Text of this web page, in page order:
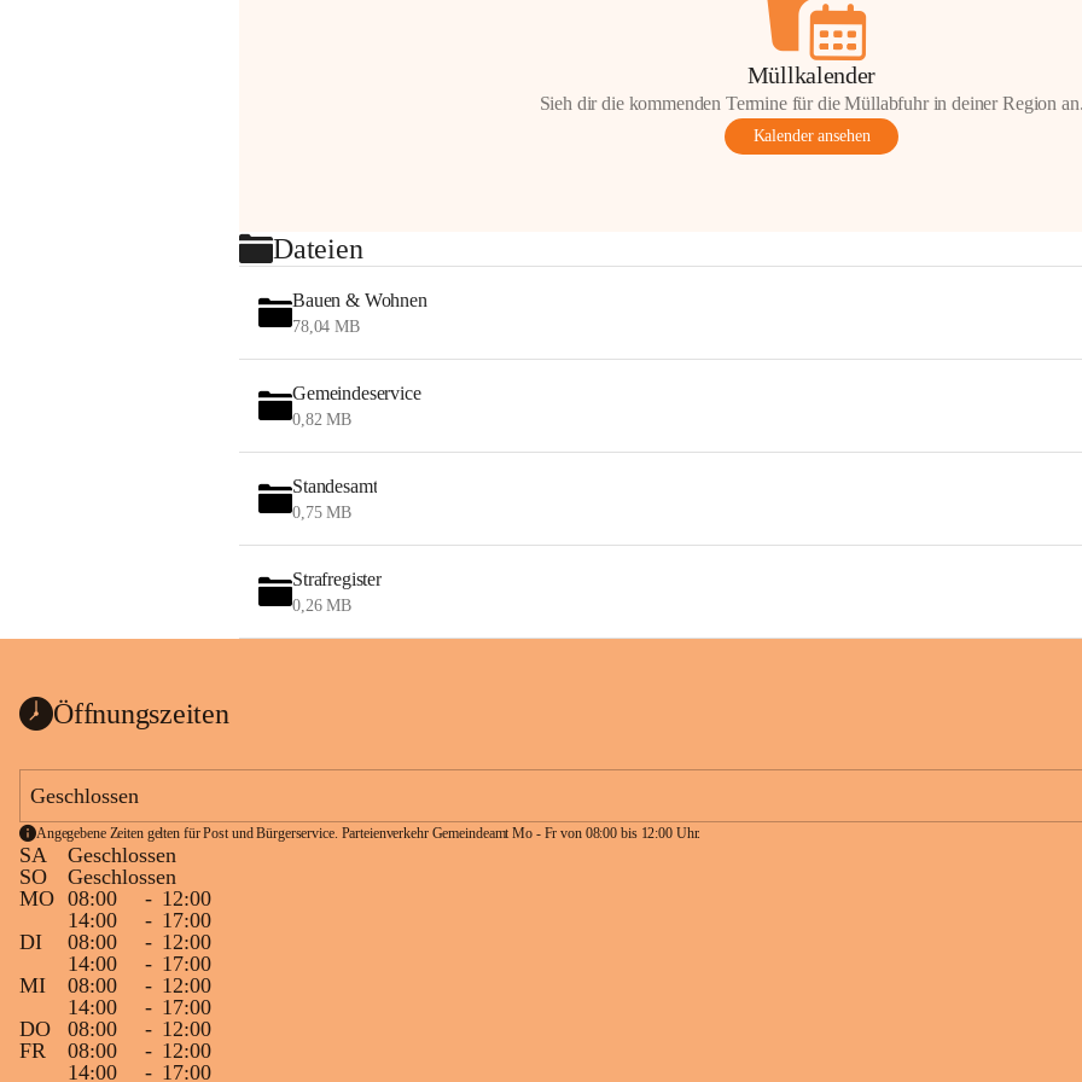
Müllkalender
Sieh dir die kommenden Termine für die Müllabfuhr in deiner Region
Kalender ansehen
Dateien
Bauen & Wohnen
78,04 MB
Gemeindeservice
0,82 MB
Standesamt
0,75 MB
Strafregister
0,26 MB
Öffnungszeiten
Geschlossen
Angegebene Zeiten gelten für Post und Bürgerservice. Parteienverkehr Gemeindeamt Mo - Fr von 08:00 bis 12:00 Uhr.
SA
Geschlossen
SO
Geschlossen
MO 08:00 - 12:00
14:00
- 17:00
DI
08:00 - 12:00
14:00
- 17:00
MI
08:00 - 12:00
14:00
- 17:00
DO
08:00 - 12:00
FR
08:00 - 12:00
14:00
- 17:00